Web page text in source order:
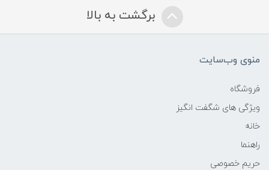
برگشت به بالا
منوی وب‌سایت
فروشگاه
ویژگی های شگفت انگیز
خانه
راهنما
حریم خصوصی